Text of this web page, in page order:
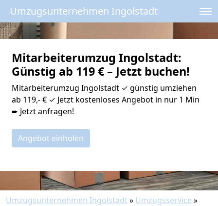
Umzugsunternehmen Ingolstadt
Mitarbeiterumzug Ingolstadt:
Günstig ab 119 € – Jetzt buchen!
Mitarbeiterumzug Ingolstadt ✓ günstig umziehen
ab 119,- € ✓ Jetzt kostenloses Angebot in nur 1 Min
➨ Jetzt anfragen!
Angebot einholen
Umzugsunternehmen Ingolstadt» Umzugsservice »